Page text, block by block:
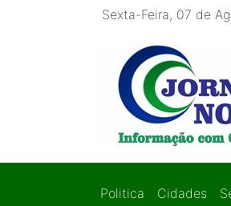
Sexta-Feira, 07 de
Politica Cidades